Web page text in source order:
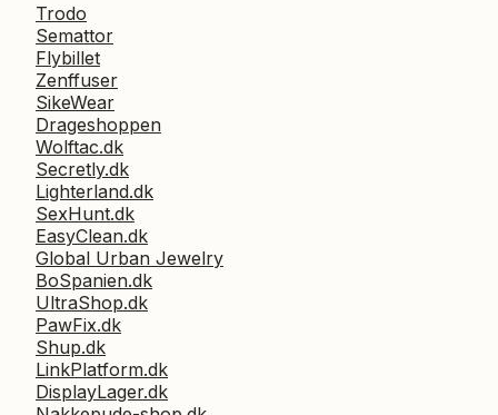
Trodo
Semattor
Flybillet
Zenffuser
SikeWear
Drageshoppen
Wolftac.dk
Secretly.dk
Lighterland.dk
SexHunt.dk
EasyClean.dk
Global Urban Jewelry
BoSpanien.dk
UltraShop.dk
PawFix.dk
Shup.dk
LinkPlatform.dk
DisplayLager.dk